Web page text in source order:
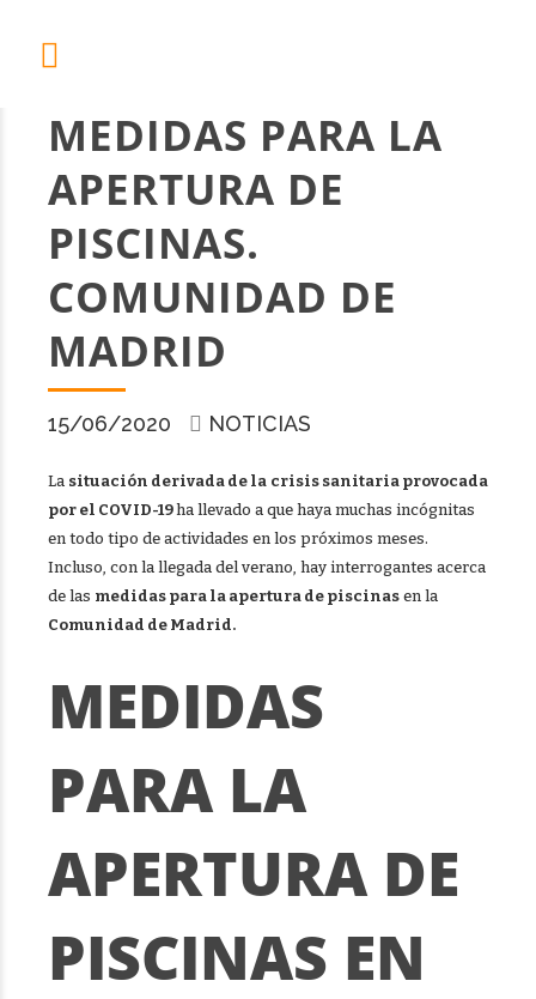
MEDIDAS PARA LA
APERTURA DE
PISCINAS.
COMUNIDAD DE
MADRID
15/06/2020 NOTICIAS
La situación derivada de la crisis sanitaria provocada
por el COVID-19ha llevado a que haya muchas incógnitas
en todo tipo de actividades en los próximos meses.
Incluso, con la llegada del verano, hay interrogantes acerca
de las medidas para la apertura de piscinas en la
Comunidad de Madrid.
MEDIDAS
PARA LA
APERTURA DE
PISCINAS EN